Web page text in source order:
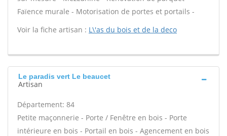
Faïence murale - Motorisation de portes et portails -
Voir la fiche artisan : L\'as du bois et de la deco
Le paradis vert Le beaucet
Artisan
Département: 84
Petite maçonnerie - Porte / Fenêtre en bois - Porte
intérieure en bois - Portail en bois - Agencement en bois